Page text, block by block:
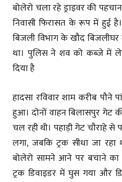
बोलेरो चला रहे ड्राइवर की
निवासी फिरासत के रूप में हुई
बिजली विभाग के खौद
था। पुलिस ने शव को कब्जे में
दिया है
हादसा रविवार शाम करीब पौने
हुआ। दोनों वाहन बिलासपुर गेट
चल रही थी। पहाड़ी गेट चौराहे
लगा, जबकि ट्रक सीधा जा
बोलेरो सामने आने पर बचाने
ट्रक डिवाइडर में घुस गया और